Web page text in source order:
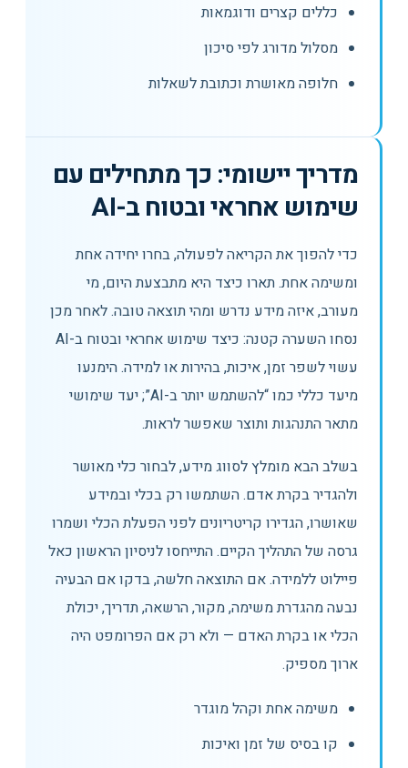
כללים קצרים ודוגמאות
מסלול מדורג לפי סיכון
חלופה מאושרת וכתובת לשאלות
מדריך יישומי: כך מתחילים עם
שימוש אחראי ובטוח ב-AI
כדי להפוך את הקריאה לפעולה, בחרו יחידה אחת
ומשימה אחת. תארו כיצד היא מתבצעת היום, מי
מעורב, איזה מידע נדרש ומהי תוצאה טובה. לאחר מכן
נסחו השערה קטנה: כיצד שימוש אחראי ובטוח ב-AI
עשוי לשפר זמן, איכות, בהירות או למידה. הימנעו
מיעד כללי כמו “להשתמש יותר ב-AI”; יעד שימושי
מתאר התנהגות ותוצר שאפשר לראות.
בשלב הבא מומלץ לסווג מידע, לבחור כלי מאושר
ולהגדיר בקרת אדם. השתמשו רק בכלי ובמידע
שאושרו, הגדירו קריטריונים לפני הפעלת הכלי ושמרו
גרסה של התהליך הקיים. התייחסו לניסיון הראשון כאל
פיילוט ללמידה. אם התוצאה חלשה, בדקו אם הבעיה
נבעה מהגדרת משימה, מקור, הרשאה, תדריך, יכולת
הכלי או בקרת האדם — ולא רק אם הפרומפט היה
ארוך מספיק.
משימה אחת וקהל מוגדר
קו בסיס של זמן ואיכות